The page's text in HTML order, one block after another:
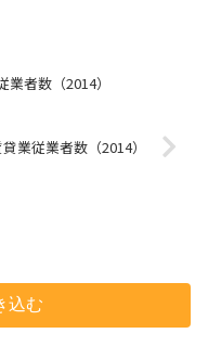
者数（2014）
業従業者数（2014）
込む